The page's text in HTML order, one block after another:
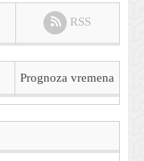
RSS
Prognoza vremena